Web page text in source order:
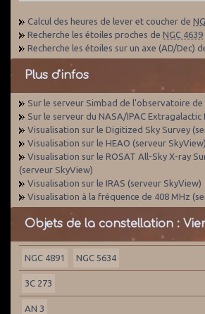
Calcul des heures de lever et coucher de
Recherche les étoiles proches de NGC 4639
Recherche les étoiles sur un axe (AD/Dec)
Plus d'infos
Sur le serveur Simbad de l'observatoire
Sur le serveur du NASA/IPAC Extragalactic
Visualisation sur le Digitized Sky Survey
Visualisation sur le HEAO (serveur SkyView)
Visualisation sur le ROSAT All-Sky X-ray
(serveur SkyView)
Visualisation sur le IRAS (serveur SkyView)
Visualisation à la fréquence de 408 MHz
Objets de la constellation :
NGC 4891 NGC 5634
3C 273
AN 3